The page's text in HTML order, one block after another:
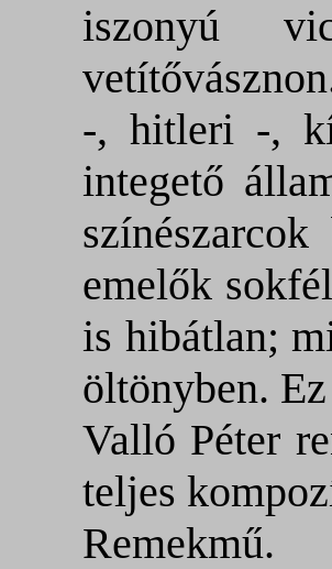
iszonyú
-, hitleri -,
integető
emelők
is hibátlan;
öltönyben.
Valló Péter
teljes
Remekmű.